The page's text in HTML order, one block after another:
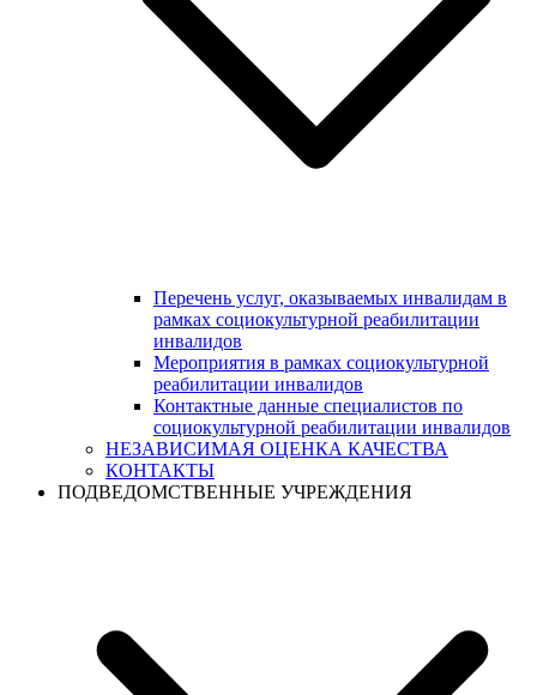
Перечень услуг, оказываемых инвалидам в
рамках социокультурной реабилитации
инвалидов
Мероприятия в рамках социокультурной
реабилитации инвалидов
Контактные данные специалистов по
социокультурной реабилитации инвалидов
НЕЗАВИСИМАЯ ОЦЕНКА КАЧЕСТВА
КОНТАКТЫ
ПОДВЕДОМСТВЕННЫЕ УЧРЕЖДЕНИЯ